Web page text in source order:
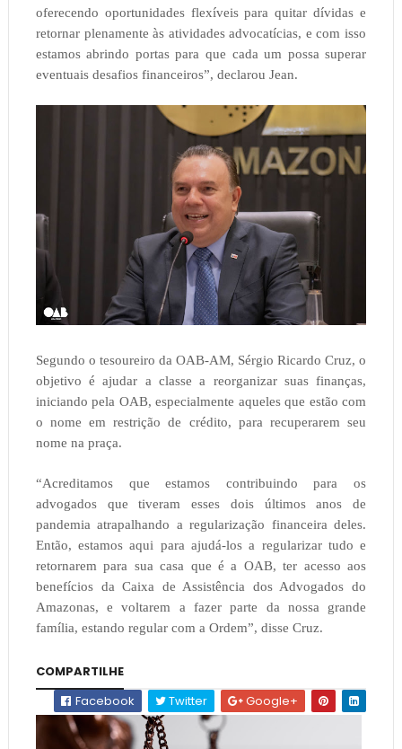
oferecendo oportunidades flexíveis para quitar dívidas e
retornar plenamente às atividades advocatícias, e com isso
estamos abrindo portas para que cada um possa superar
eventuais desafios financeiros”, declarou Jean.
Segundo o tesoureiro da OAB-AM, Sérgio Ricardo Cruz, o
objetivo é ajudar a classe a reorganizar suas finanças,
iniciando pela OAB, especialmente aqueles que estão com
o nome em restrição de crédito, para recuperarem seu
nome na praça.
“Acreditamos que estamos contribuindo para os
advogados que tiveram esses dois últimos anos de
pandemia atrapalhando a regularização financeira deles.
Então, estamos aqui para ajudá-los a regularizar tudo e
retornarem para sua casa que é a OAB, ter acesso aos
benefícios da Caixa de Assistência dos Advogados do
Amazonas, e voltarem a fazer parte da nossa grande
família, estando regular com a Ordem”, disse Cruz.
COMPARTILHE
Facebook
Twitter Google+